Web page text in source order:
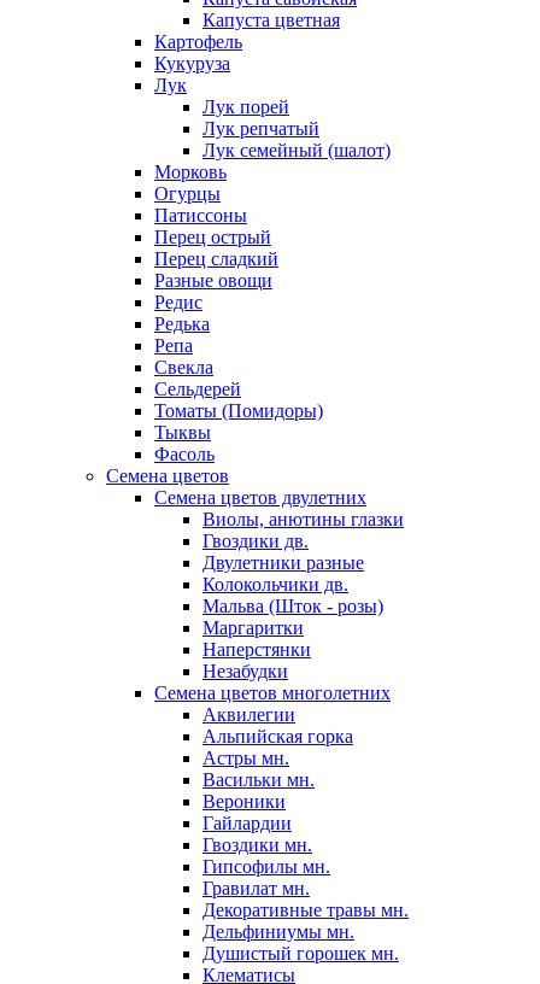
Капуста цветная
Картофель
Кукуруза
Лук
Лук порей
Лук репчатый
Лук семейный (шалот)
Морковь
Огурцы
Патиссоны
Перец острый
Перец сладкий
Разные овощи
Редис
Редька
Репа
Свекла
Сельдерей
Томаты (Помидоры)
Тыквы
Фасоль
Семена цветов
Семена цветов двулетних
Виолы, анютины глазки
Гвоздики дв.
Двулетники разные
Колокольчики дв.
Мальва (Шток - розы)
Маргаритки
Наперстянки
Незабудки
Семена цветов многолетних
Аквилегии
Альпийская горка
Астры мн.
Васильки мн.
Вероники
Гайлардии
Гвоздики мн.
Гипсофилы мн.
Гравилат мн.
Декоративные травы мн.
Дельфиниумы мн.
Душистый горошек мн.
Клематисы